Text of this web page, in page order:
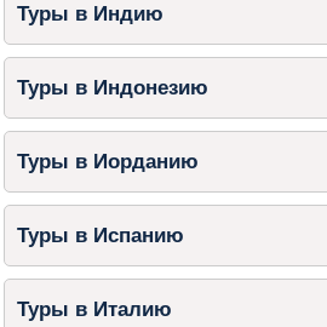
Туры в Индию
Туры в Индонезию
Туры в Иорданию
Туры в Испанию
Туры в Италию